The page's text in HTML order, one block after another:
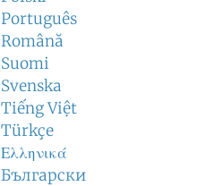
Português
Română
Suomi
Svenska
Tiếng Việt
Türkçe
Ελληνικά
Български